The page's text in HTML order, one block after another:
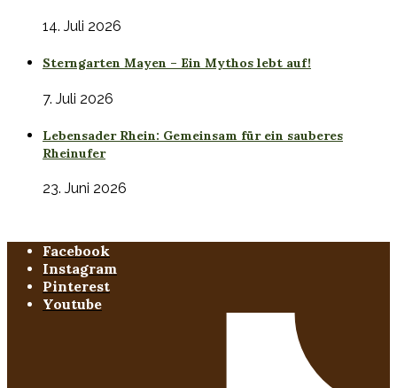
14. Juli 2026
Sterngarten Mayen – Ein Mythos lebt auf!
7. Juli 2026
Lebensader Rhein: Gemeinsam für ein sauberes
Rheinufer
23. Juni 2026
Facebook
Instagram
Pinterest
Youtube